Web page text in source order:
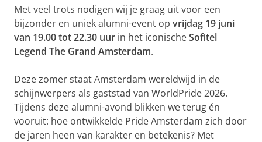
Met veel trots nodigen wij je graag uit voor een
bijzonder en uniek alumni-event op vrijdag 19 juni
van 19.00 tot 22.30 uur in het iconischeSofitel
Legend The Grand Amsterdam.
Deze zomer staat Amsterdam wereldwijd in de
schijnwerpers als gaststad van WorldPride 2026.
Tijdens deze alumni-avond blikken we terug én
vooruit: hoe ontwikkelde Pride Amsterdam zich door
de jaren heen van karakter en betekenis? Met